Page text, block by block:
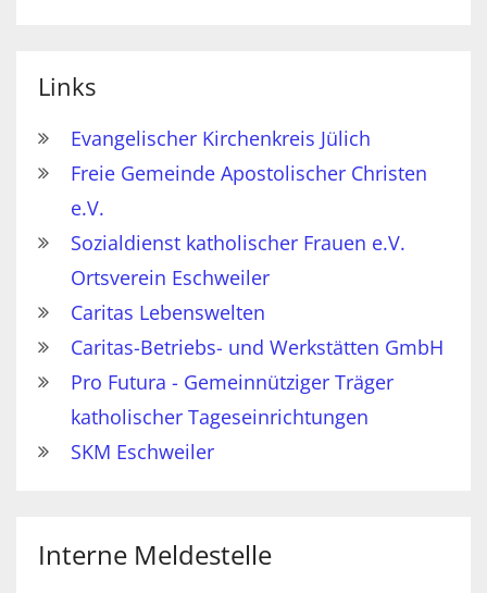
Links
Evangelischer Kirchenkreis Jülich
Freie Gemeinde Apostolischer Christen
e.V.
Sozialdienst katholischer Frauen e.V.
Ortsverein Eschweiler
Caritas Lebenswelten
Caritas-Betriebs- und Werkstätten GmbH
Pro Futura - Gemeinnütziger Träger
katholischer Tageseinrichtungen
SKM Eschweiler
Interne Meldestelle